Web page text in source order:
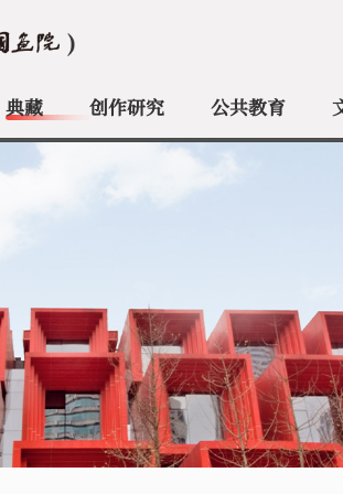
典藏 创作研究 公共教育